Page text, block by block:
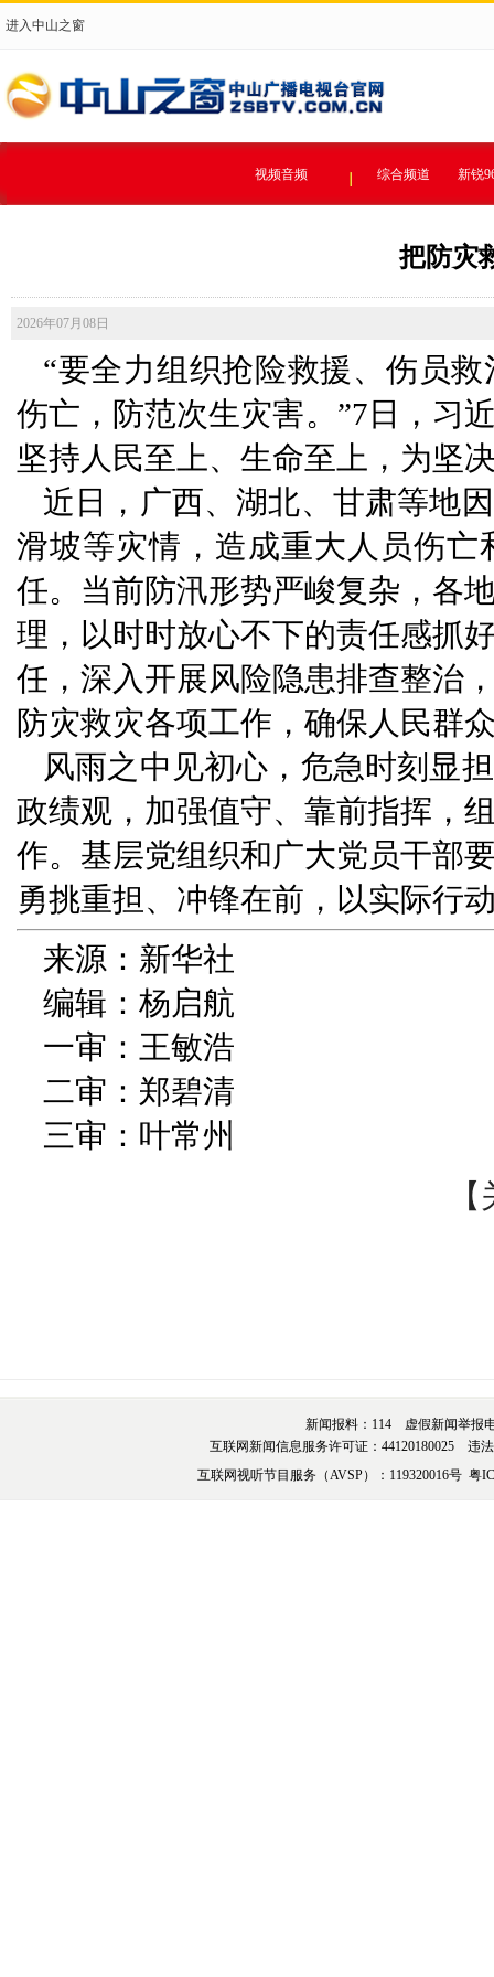
进入中山之窗
视频音频 综合频道 新锐
把防灾
2026年07月08日
“要全力组织抢险救援、伤员
伤亡，防范次生灾害。”7日，习
坚持人民至上、生命至上，为坚
近日，广西、湖北、甘肃等地
滑坡等灾情，造成重大人员伤
任。当前防汛形势严峻复杂，各
理，以时时放心不下的责任感抓
任，深入开展风险隐患排查整治
防灾救灾各项工作，确保人民群
风雨之中见初心，危急时刻显
政绩观，加强值守、靠前指挥，
作。基层党组织和广大党员干部
勇挑重担、冲锋在前，以实际行
来源：新华社
编辑：杨启航
一审：王敏浩
二审：郑碧清
三审：叶常州
新闻报料：114 虚假新闻举报电
互联网新闻信息服务许可证：44120180025 违
互联网视听节目服务（AVSP）：119320016号粤